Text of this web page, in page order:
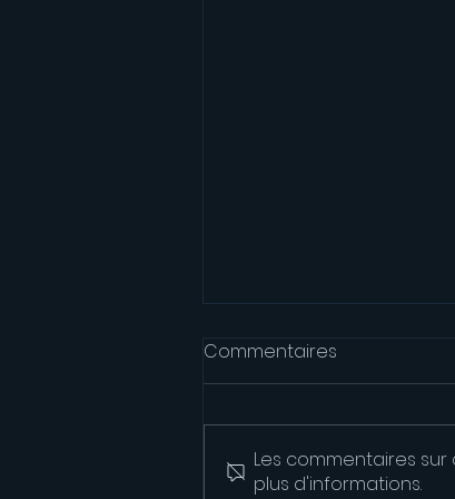
Commentaires
Les commentaires
plus d'informations.